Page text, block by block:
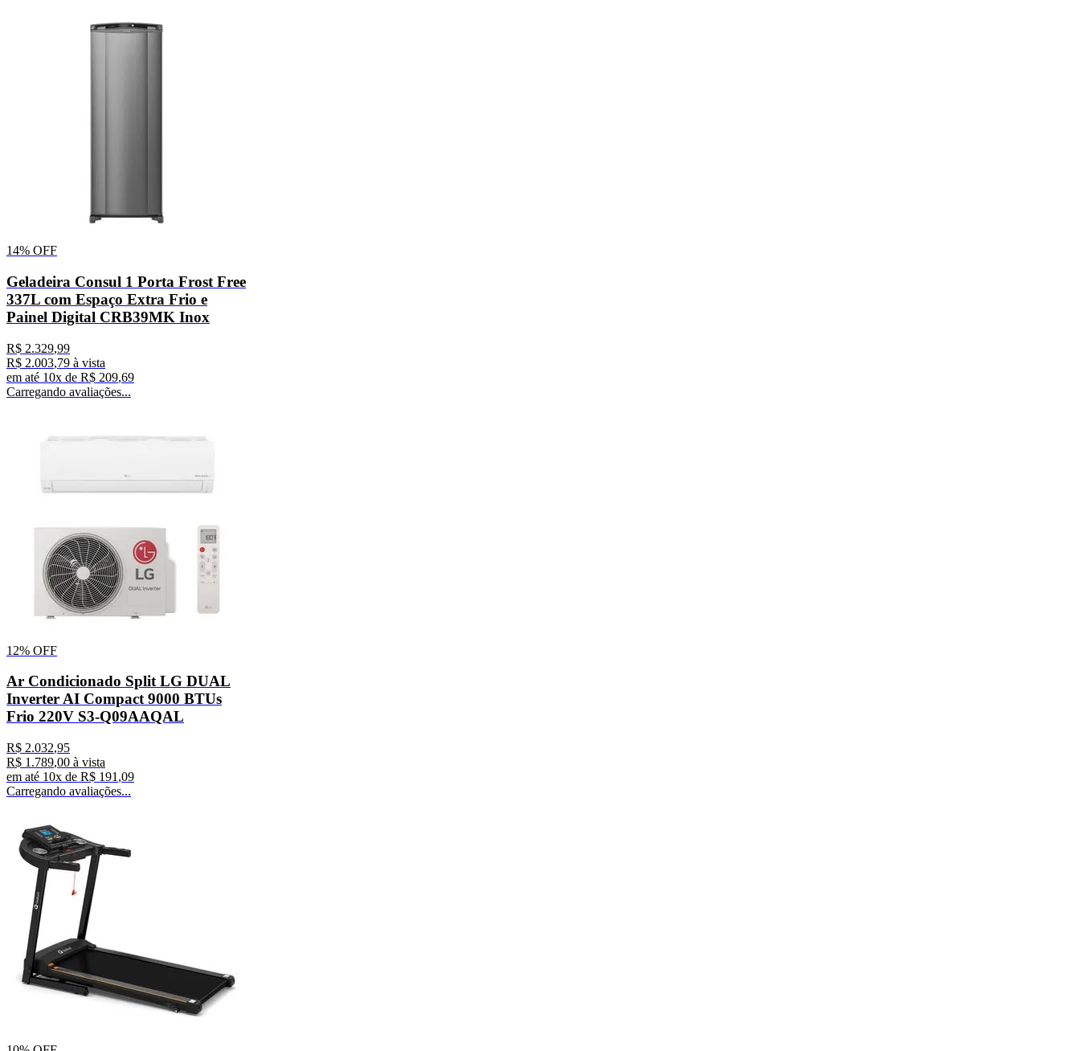
14% OFF
Geladeira Consul 1 Porta Frost Free
337L com Espaço Extra Frio e
Painel Digital CRB39MK Inox
R$ 2.329,99
R$ 2.003,79 à vista
em até 10x de R$ 209,69
Carregando avaliações...
12% OFF
Ar Condicionado Split LG DUAL
Inverter AI Compact 9000 BTUs
Frio 220V S3-Q09AAQAL
R$ 2.032,95
R$ 1 .789,00 à vista
em até 10x de R$ 191 ,09
Carregando avaliações...